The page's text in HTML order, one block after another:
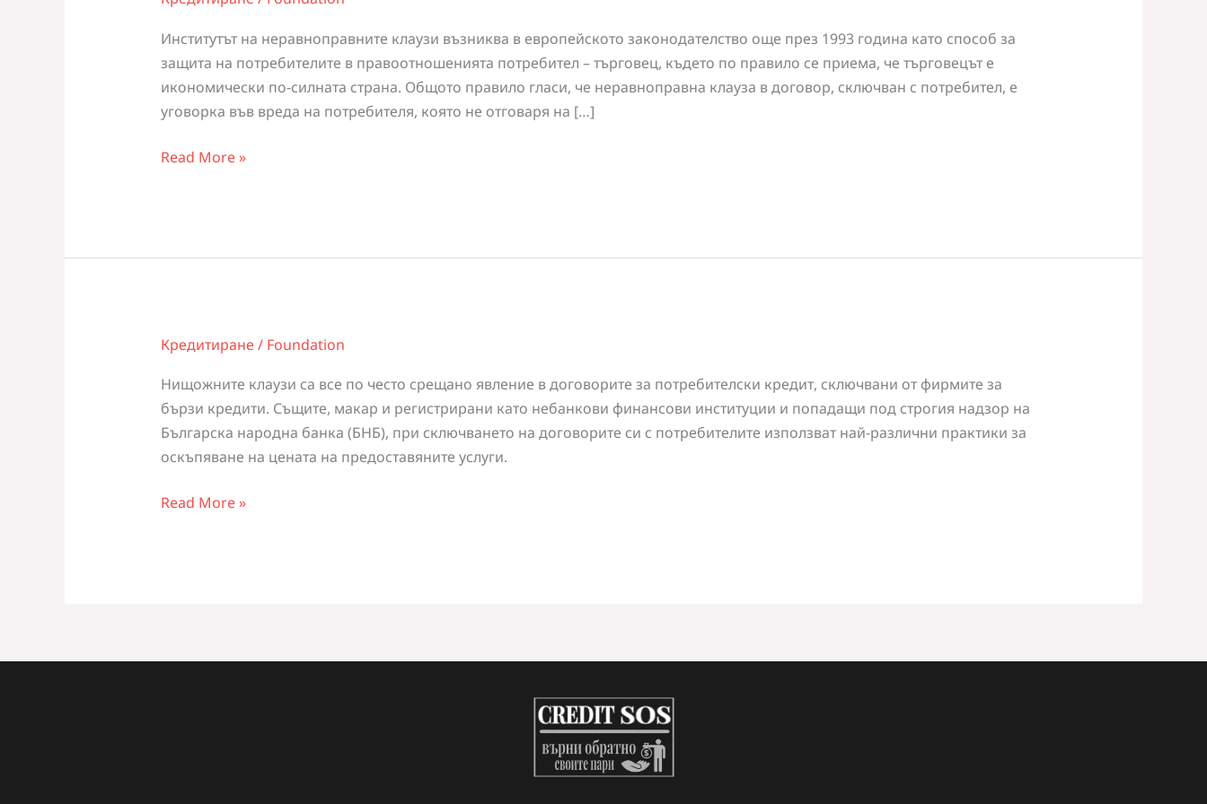
Институтът на неравноправните клаузи възниква в европейското законодателство още през 1993 година като способ за
защита на потребителите в правоотношенията потребител – търговец, където по правило се приема, че търговецът е
икономически по-силната страна. Общото правило гласи, че неравноправна клауза в договор, сключван с потребител, е
уговорка във вреда на потребителя, която не отговаря на […]
В
ДОГОВОРИТЕ
С
ПОТРЕБИТЕЛИ
Read More »
Кредитиране / Foundation
Нищожните клаузи са все по често срещано явление в договорите за потребителски кредит, сключвани от фирмите за
бързи кредити. Същите, макар и регистрирани като небанкови финансови институции и попадащи под строгия надзор на
Българска народна банка (БНБ), при сключването на договорите си с потребителите използват най-различни практики за
оскъпяване на цената на предоставяните услуги.
НИЩОЖНИ
ПРИ
БЪРЗИТЕ
КРЕДИТИ
Read More »